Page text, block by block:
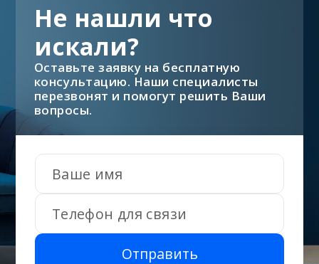
Отправить
Не нашли что
искали?
Оставьте заявку на бесплатную
консультацию. Наши специалисты
перезвонят и помогут решить Ваши
вопросы.